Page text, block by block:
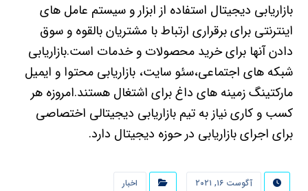
بازاریابی دیجیتال استفاده از ابزار و سیستم عامل های
اینترنتی برای برقراری ارتباط با مشتریان بالقوه و سوق
دادن آنها برای خرید محصولات و خدمات است.بازاریابی
شبکه های اجتماعی،سئو سایت، بازاریابی محتوا و ایمیل
مارکتینگ زمینه های داغ برای اشتغال هستند.امروزه هر
کسب و کاری نیاز به تیم بازاریابی دیجیتالی اختصاصی
برای اجرای بازاریابی در حوزه دیجیتال دارد.
آگوست ۱۶, ۲۰۲۱ اخبار